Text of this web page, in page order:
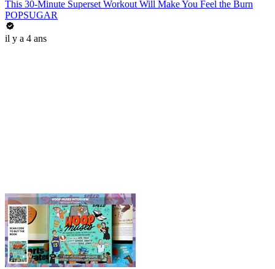
This 30-Minute Superset Workout Will Make You Feel the Burn
POPSUGAR
il y a 4 ans